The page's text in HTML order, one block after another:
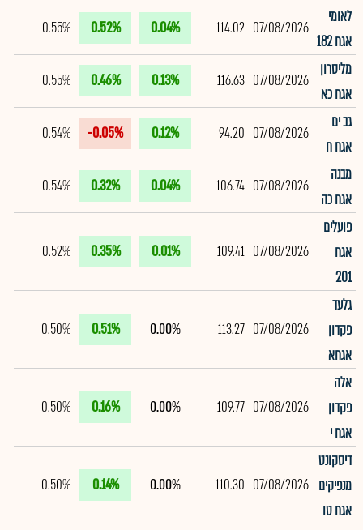
לאומי
אגח 182
07/08/2026
114.02
0.04%
0.52%
0.55%
מליסרון
אגח כא
07/08/2026
116.63
0.13%
0.46%
0.55%
גב ים
אגח ח
07/08/2026
94.20
0.12%
-0.05%
0.54%
מבנה
אגח כה
07/08/2026
106.74
0.04%
0.32%
0.54%
פועלים
אגח
201
07/08/2026
109.41
0.01%
0.35%
0.52%
גלעד
פקדון
אגחא
07/08/2026
113.27
0.00%
0.51%
0.50%
אלה
פקדון
אגח י
07/08/2026
109.77
0.00%
0.16%
0.50%
דיסקונט
מנפיקים
אגח טו
07/08/2026
110.30
0.00%
0.14%
0.50%